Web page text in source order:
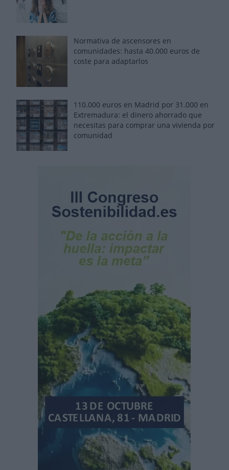
Normativa de ascensores en
comunidades: hasta 40.000 euros de
coste para adaptarlos
110.000 euros en Madrid por 31.000 en
Extremadura: el dinero ahorrado que
necesitas para comprar una vivienda por
comunidad